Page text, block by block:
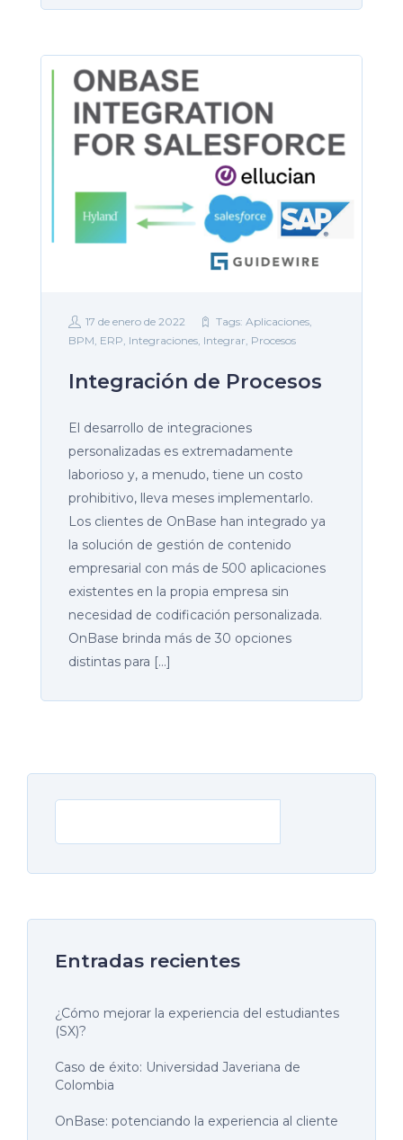
17 de enero de 2022 Tags: Aplicaciones
BPM ERP Integraciones Integrar Procesos
Integración de Procesos
El desarrollo de integraciones
personalizadas es extremadamente
laborioso y, a menudo, tiene un costo
prohibitivo, lleva meses implementarlo.
Los clientes de OnBase han integrado ya
la solución de gestión de contenido
empresarial con más de 500 aplicaciones
existentes en la propia empresa sin
necesidad de codificación personalizada.
OnBase brinda más de 30 opciones
distintas para […]
Entradas recientes
¿Cómo mejorar la experiencia del estudiantes
(SX)?
Caso de éxito: Universidad Javeriana de
Colombia
OnBase: potenciando la experiencia al cliente